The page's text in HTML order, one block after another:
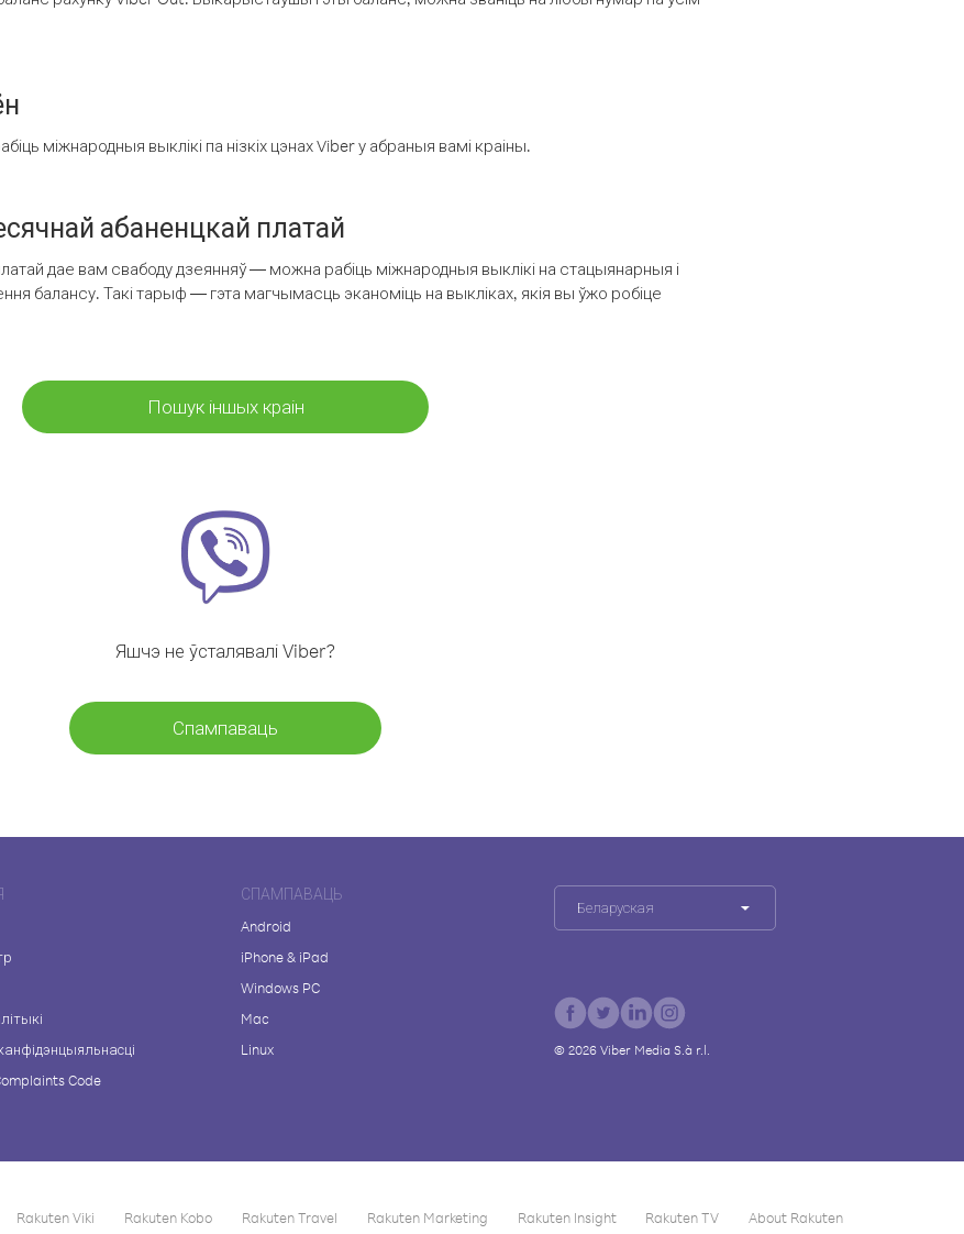
міжнародныя выклікі па нізкіх цэнах Viber у абраныя вамі краіны.
абаненцкай платай
дае вам свабоду дзеянняў — можна рабіць міжнародныя выклікі на стацыянарныя і
балансу. Такі тарыф — гэта магчымасць эканоміць на выкліках, якія вы ўжо робіце
Пошук іншых краін
Яшчэ не ўсталявалі Viber?
Спампаваць
Code
СПАМПАВАЦЬ
Android
iPhone & iPad
Windows PC
Mac
Linux
Беларуская
© 2026 Viber Media S.à r.l.
Rakuten Viki Rakuten Kobo Rakuten Travel Rakuten Marketing Rakuten Insight Rakuten TV About Rakuten